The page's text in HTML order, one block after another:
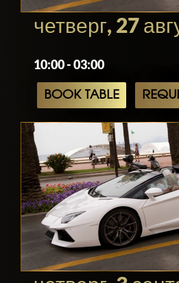
четверг, 27
10:00 - 03:00
BOOK TABLE